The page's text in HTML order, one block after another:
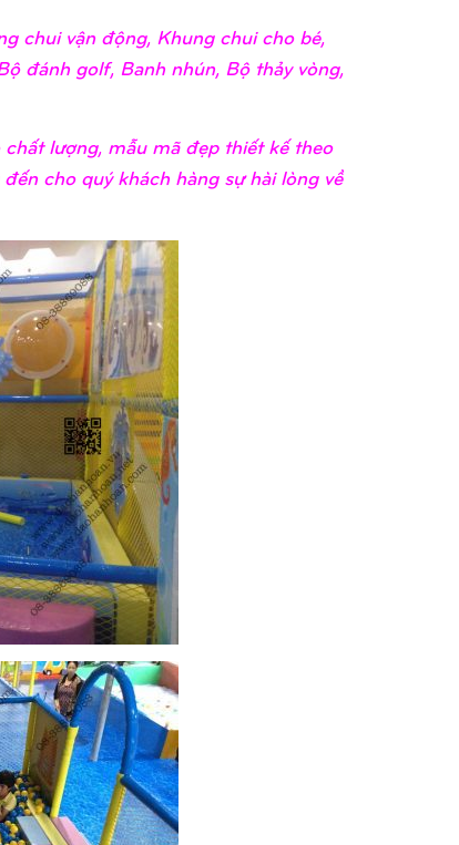
chui vận động, Khung chui cho bé,
đánh golf, Banh nhún, Bộ thảy vòng,
lượng, mẫu mã đẹp thiết kế theo
cho quý khách hàng sự hài lòng về